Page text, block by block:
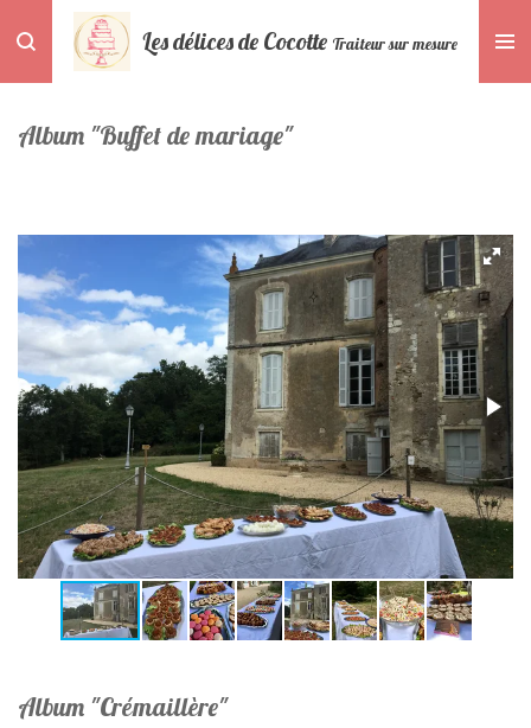
au
contenu
Les délices de Cocotte Traiteur sur mesure
Album "Buffet de mariage"
Album "Crémaillère"